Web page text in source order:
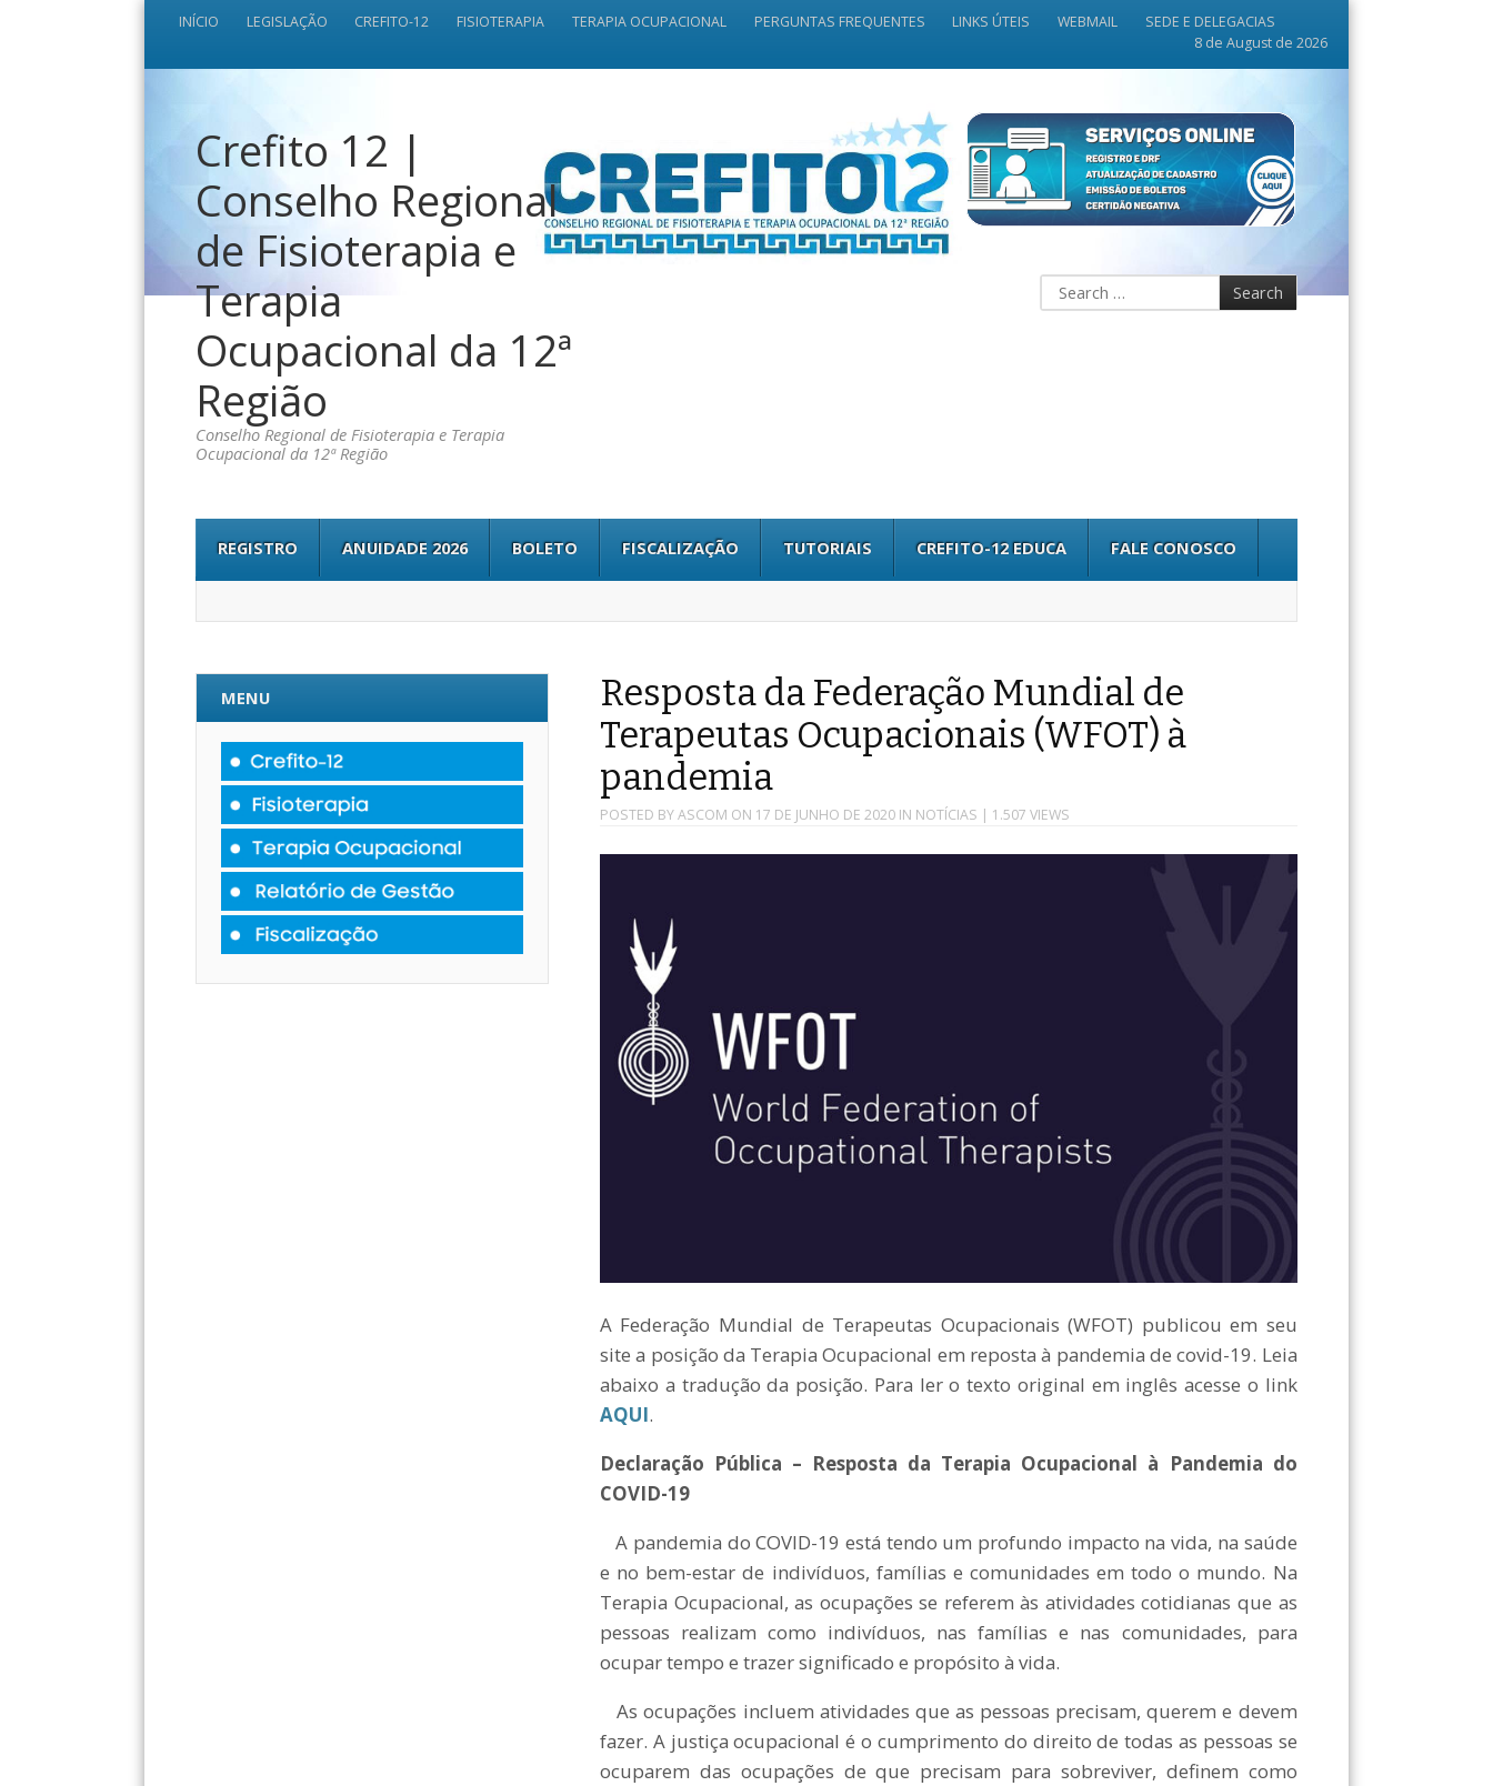
INÍCIO LEGISLAÇÃO CREFITO-12 FISIOTERAPIA TERAPIA OCUPACIONAL PERGUNTAS FREQUENTES LINKS ÚTEIS WEBMAIL
SEDE E DELEGACIAS
8 de August de 2026
Crefito 12 |
Conselho Regional
de Fisioterapia e
Terapia
Ocupacional da 12ª
Região
Conselho Regional de Fisioterapia e Terapia
Ocupacional da 12ª Região
REGISTRO ANUIDADE 2026 BOLETO FISCALIZAÇÃO TUTORIAIS CREFITO-12 EDUCA FALE CONOSCO
Resposta da Federação Mundial de
Terapeutas Ocupacionais (WFOT) à
pandemia
POSTED BYASCOM ON 17 DE JUNHO DE 2020IN NOTÍCIAS | 1.507 VIEWS
A Federação Mundial de Terapeutas Ocupacionais (WFOT) publicou em seu
site a posição da Terapia Ocupacional em reposta à pandemia de covid-19. Leia
abaixo a tradução da posição. Para ler o texto original em inglês acesse o link
AQUI.
Declaração Pública – Resposta da Terapia Ocupacional à Pandemia do
COVID-19
A pandemia do COVID-19 está tendo um profundo impacto na vida, na saúde
e no bem-estar de indivíduos, famílias e comunidades em todo o mundo. Na
Terapia Ocupacional, as ocupações se referem às atividades cotidianas que as
pessoas realizam como indivíduos, nas famílias e nas comunidades, para
ocupar tempo e trazer significado e propósito à vida.
As ocupações incluem atividades que as pessoas precisam, querem e devem
fazer. A justiça ocupacional é o cumprimento do direito de todas as pessoas se
ocuparem das ocupações de que precisam para sobreviver, definem como
MENU